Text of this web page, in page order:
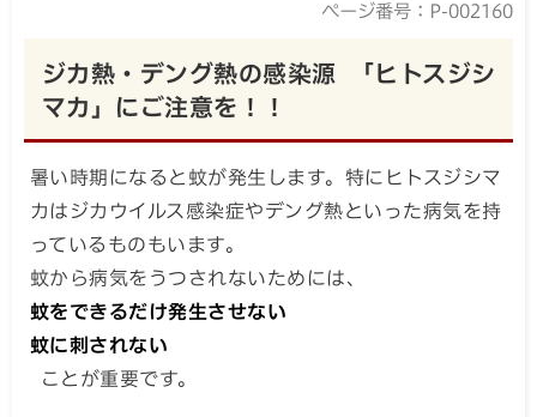
ページ番号：P-002160
ジカ熱・デング熱の感染源 「ヒトスジシ
マカ」にご注意を！！
暑い時期になると蚊が発生します。特にヒトスジシマ
カはジカウイルス感染症やデング熱といった病気を持
っているものもいます。
蚊から病気をうつされないためには、
蚊をできるだけ発生させない
蚊に刺されない
ことが重要です。